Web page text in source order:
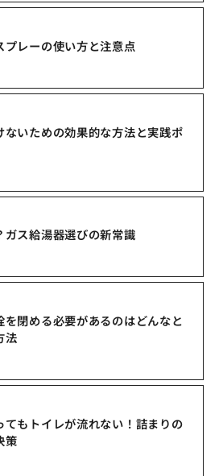
レーの使い方と注意点
ないための効果的な方法と実践ポ
ガス給湯器選びの新常識
閉める必要があるのはどんなと
法
てもトイレが流れない！詰まりの
策